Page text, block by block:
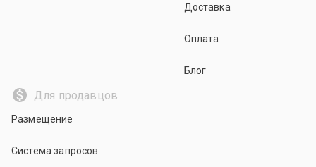
Доставка
Оплата
Блог
Для продавцов
Размещение
Система запросов